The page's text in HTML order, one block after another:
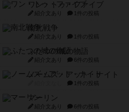
ワン・トゥ・ファイブ
紹介文あり 1件の投稿
南北戦争
紹介文あり 1件の投稿
ふたつの城の物語
紹介文あり 6件の投稿
ノームズ・アット・ナイト
1件の投稿
マーリン
紹介文あり 6件の投稿